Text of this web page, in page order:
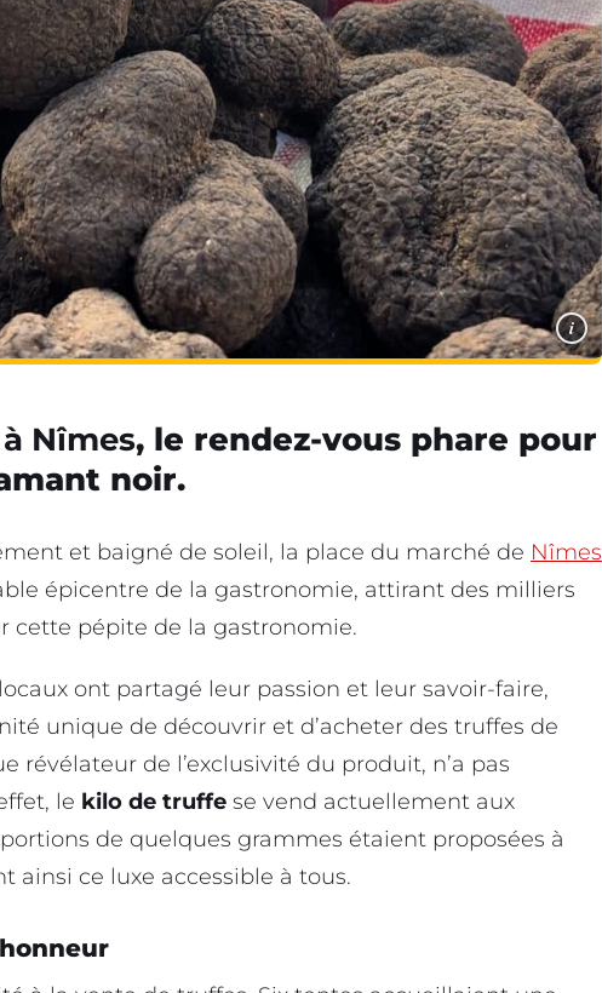
i
Nîmes, le rendez-vous phare pour
noir.
et baigné de soleil, la place du marché de Nîmes
épicentre de la gastronomie, attirant des milliers
cette pépite de la gastronomie.
ont partagé leur passion et leur savoir-faire,
unique de découvrir et d’acheter des truffes de
révélateur de l’exclusivité du produit, n’a pas
le kilo de truffe se vend actuellement aux
de quelques grammes étaient proposées à
ainsi ce luxe accessible à tous.